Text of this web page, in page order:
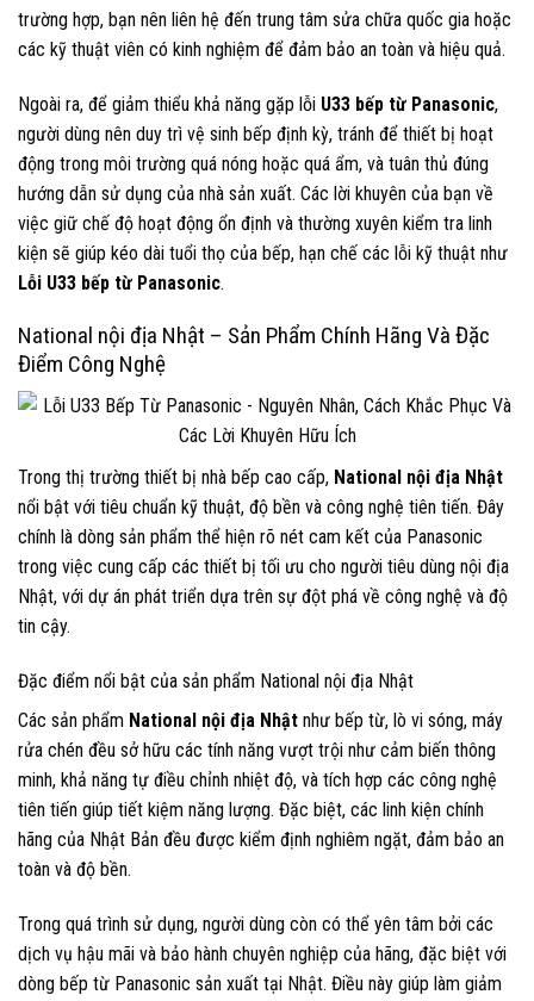
trường hợp, bạn nên liên hệ đến trung tâm sửa chữa quốc gia hoặc
các kỹ thuật viên có kinh nghiệm để đảm bảo an toàn và hiệu quả.
Ngoài ra, để giảm thiểu khả năng gặp lỗi U33 bếp từ Panasonic,
người dùng nên duy trì vệ sinh bếp định kỳ, tránh để thiết bị hoạt
động trong môi trường quá nóng hoặc quá ẩm, và tuân thủ đúng
hướng dẫn sử dụng của nhà sản xuất. Các lời khuyên của bạn về
việc giữ chế độ hoạt động ổn định và thường xuyên kiểm tra linh
kiện sẽ giúp kéo dài tuổi thọ của bếp, hạn chế các lỗi kỹ thuật như
Lỗi U33 bếp từ Panasonic.
National nội địa Nhật – Sản Phẩm Chính Hãng Và Đặc
Điểm Công Nghệ
Trong thị trường thiết bị nhà bếp cao cấp, National nội địa Nhật
nổi bật với tiêu chuẩn kỹ thuật, độ bền và công nghệ tiên tiến. Đây
chính là dòng sản phẩm thể hiện rõ nét cam kết của Panasonic
trong việc cung cấp các thiết bị tối ưu cho người tiêu dùng nội địa
Nhật, với dự án phát triển dựa trên sự đột phá về công nghệ và độ
tin cậy.
Đặc điểm nổi bật của sản phẩm National nội địa Nhật
Các sản phẩm National nội địa Nhật như bếp từ, lò vi sóng, máy
rửa chén đều sở hữu các tính năng vượt trội như cảm biến thông
minh, khả năng tự điều chỉnh nhiệt độ, và tích hợp các công nghệ
tiên tiến giúp tiết kiệm năng lượng. Đặc biệt, các linh kiện chính
hãng của Nhật Bản đều được kiểm định nghiêm ngặt, đảm bảo an
toàn và độ bền.
Trong quá trình sử dụng, người dùng còn có thể yên tâm bởi các
dịch vụ hậu mãi và bảo hành chuyên nghiệp của hãng, đặc biệt với
dòng bếp từ Panasonic sản xuất tại Nhật. Điều này giúp làm giảm